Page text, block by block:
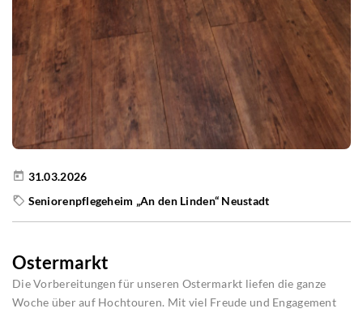
31.03.2026
Seniorenpflegeheim „An den Linden“ Neustadt
Ostermarkt
Die Vorbereitungen für unseren Ostermarkt liefen die ganze
Woche über auf Hochtouren. Mit viel Freude und Engagement